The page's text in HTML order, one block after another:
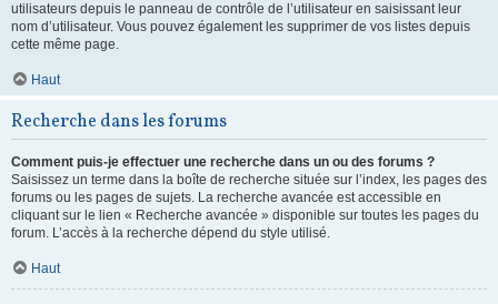
utilisateurs depuis le panneau de contrôle de l’utilisateur en saisissant leur
nom d’utilisateur. Vous pouvez également les supprimer de vos listes depuis
cette même page.
Haut
Recherche dans les forums
Comment puis-je effectuer une recherche dans un ou des forums ?
Saisissez un terme dans la boîte de recherche située sur l’index, les pages des
forums ou les pages de sujets. La recherche avancée est accessible en
cliquant sur le lien « Recherche avancée » disponible sur toutes les pages du
forum. L’accès à la recherche dépend du style utilisé.
Haut